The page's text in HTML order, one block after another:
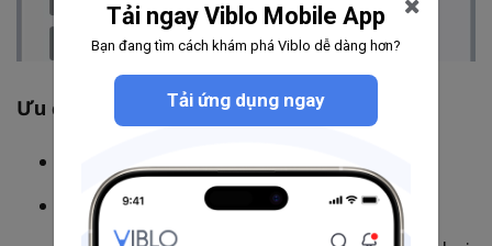
Ưu điểm:
Setup đơn giản, chi phí thấp.
Dễ dàng backup và restore.
Tải ngay Viblo Mobile App
Bạn đang tìm cách khám phá Viblo dễ dàng hơn?
Tải ứng dụng ngay